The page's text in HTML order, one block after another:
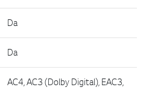
Da
Da
AC4, AC3 (Dolby Digital), EAC3,